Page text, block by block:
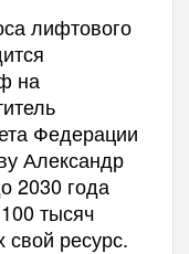
лифтового
на
Федерации
Александр
2030 года
тысяч
ресурс.